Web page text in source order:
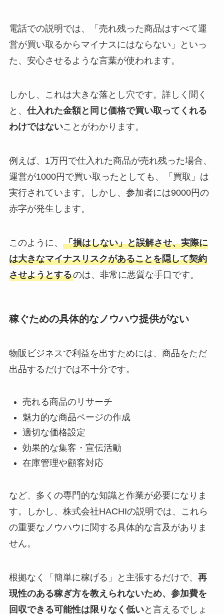
電話での説明では、「売れ残った商品はすべて運
営が買い取るからマイナスにはならない」といっ
た、安心させるような言葉が使われます。
しかし、これは大きな落とし穴です。詳しく聞く
と、 仕入れた金額と同じ価格で買い取ってくれる
わけではないことがわかります。
例えば、1万円で仕入れた商品が売れ残った場合、
運営が1000円で買い取ったとしても、「買取」は
実行されています。しかし、参加者には9000円の
赤字が発生します。
このように、 「損はしない」と誤解させ、実際に
は大きなマイナスリスクがあることを隠して契約
させようとするのは、非常に悪質な手口です。
稼ぐための具体的なノウハウ提供がない
物販ビジネスで利益を出すためには、商品をただ
出品するだけでは不十分です。
売れる商品のリサーチ
魅力的な商品ページの作成
適切な価格設定
効果的な集客・宣伝活動
在庫管理や顧客対応
など、多くの専門的な知識と作業が必要になりま
す。しかし、株式会社HACHIの説明では、これら
の重要なノウハウに関する具体的な言及がありま
せん。
根拠なく「簡単に稼げる」と主張するだけで、 再
現性のある稼ぎ方を教えられないため、参加費を
回収できる可能性は限りなく低いと言えるでしょ